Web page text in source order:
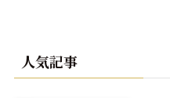
人気記事